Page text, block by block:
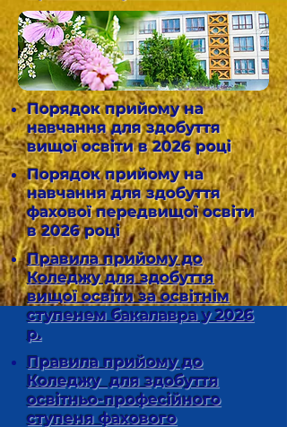
Порядок прийому на
навчання для здобуття
вищої освіти в 2026 році
Порядок прийому на
навчання для здобуття
фахової передвищої освіти
в 2026 році
Правила прийому до
Коледжу для здобуття
вищої освіти за освітнім
ступенем бакалавра у 2026
р.
Правила прийому до
Коледжу для здобуття
освітньо-професійного
ступеня фахового